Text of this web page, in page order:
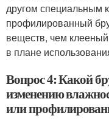
другом специальным
профилированный
веществ, чем
в плане
Вопрос 4: Какой
изменению
или